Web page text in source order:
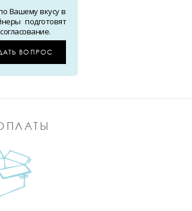
Вашему вкусу в
подготовят
ВОПРОС